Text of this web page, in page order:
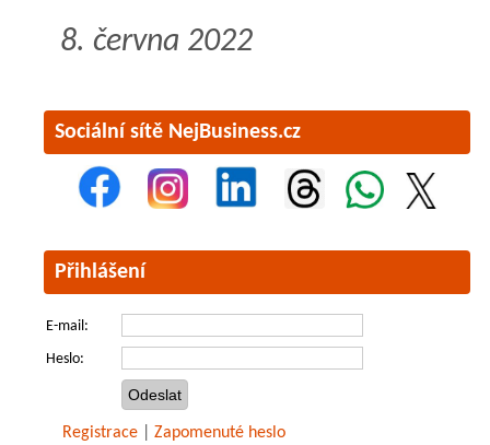
8. června 2022
Sociální sítě NejBusiness.cz
Přihlášení
E-mail:
Heslo:
Registrace Zapomenuté heslo